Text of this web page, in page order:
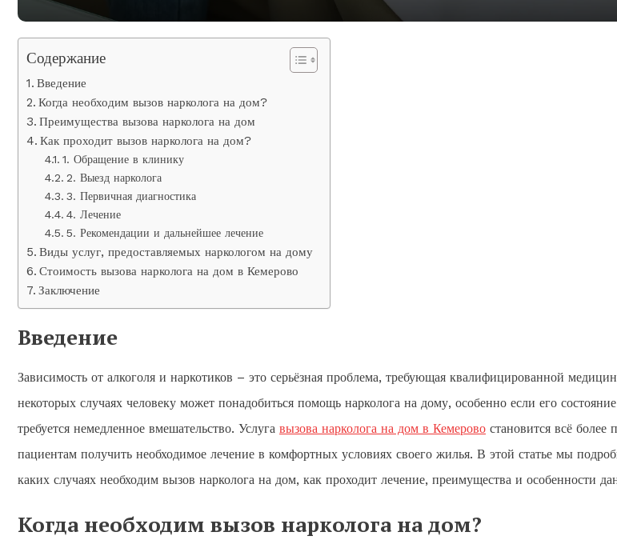
Содержание
Введение
Когда необходим вызов нарколога на дом?
Преимущества вызова нарколога на дом
Как проходит вызов нарколога на дом?
1. Обращение в клинику
2. Выезд нарколога
3. Первичная диагностика
4. Лечение
5. Рекомендации и дальнейшее лечение
Виды услуг, предоставляемых наркологом на дому
Стоимость вызова нарколога на дом в Кемерово
Заключение
Введение
Зависимость от алкоголя и наркотиков – это серьёзная проблема, требующая квалифицированной
некоторых случаях человеку может понадобиться помощь нарколога на дому, особенно если его
требуется немедленное вмешательство. Услуга вызова нарколога на дом в Кемерово становится всё более
пациентам получить необходимое лечение в комфортных условиях своего жилья. В этой статье мы
каких случаях необходим вызов нарколога на дом, как проходит лечение, преимущества и особенности
Когда необходим вызов нарколога на дом?